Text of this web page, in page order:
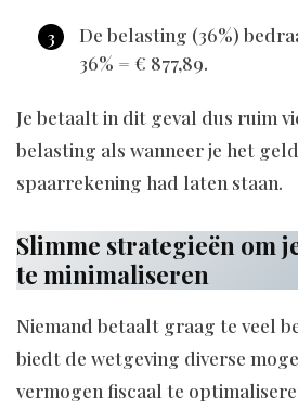
De belasting (36%)
36% = € 877,89.
Je betaalt in dit geval dus ruim
belasting als wanneer je het
spaarrekening had laten staan.
Slimme strategieën om
te minimaliseren
Niemand betaalt graag te veel
biedt de wetgeving diverse
vermogen fiscaal te